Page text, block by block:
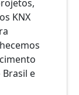
KNX
e